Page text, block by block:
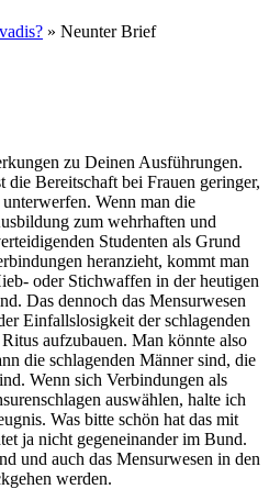
» Neunter Brief
zu Deinen Ausführungen.
Bereitschaft bei Frauen geringer,
Wenn man die
zum wehrhaften und
Studenten als Grund
heranzieht, kommt man
oder Stichwaffen in der heutigen
Das dennoch das Mensurwesen
Einfallslosigkeit der schlagenden
aufzubauen. Man könnte also
die schlagenden Männer sind, die
Wenn sich Verbindungen als
auswählen, halte ich
Was bitte schön hat das mit
ja nicht gegeneinander im Bund.
und auch das Mensurwesen in den
werden.